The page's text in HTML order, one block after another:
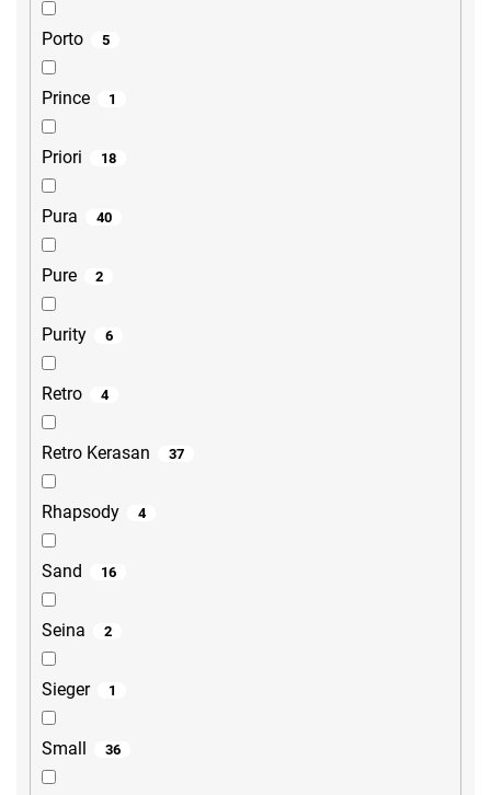
Porto 5
Prince 1
Priori 18
Pura 40
Pure 2
Purity 6
Retro 4
Retro Kerasan 37
Rhapsody 4
Sand 16
Seina 2
Sieger 1
Small 36